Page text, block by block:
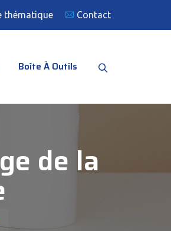
thématique Contact
Boîte À Outils
de la